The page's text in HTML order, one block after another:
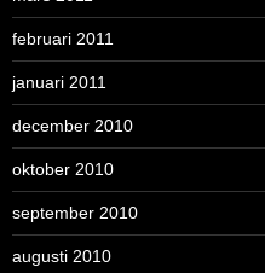
februari 2011
januari 2011
december 2010
oktober 2010
september 2010
augusti 2010